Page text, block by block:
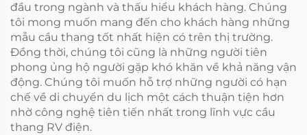
đầu trong ngành và thấu hiểu khách hàng. Chúng
tôi mong muốn mang đến cho khách hàng những
mẫu cầu thang tốt nhất hiện có trên thị trường.
Đồng thời, chúng tôi cũng là những người tiên
phong ủng hộ người gặp khó khăn về khả năng vận
động. Chúng tôi muốn hỗ trợ những người có hạn
chế về di chuyển du lịch một cách thuận tiện hơn
nhờ công nghệ tiên tiến nhất trong lĩnh vực cầu
thang RV điện.